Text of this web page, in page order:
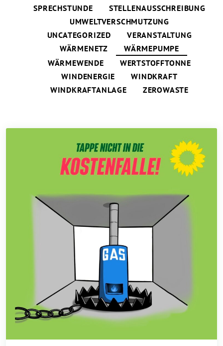
SPRECHSTUNDE
STELLENAUSSCHREIBUNG
UMWELTVERSCHMUTZUNG
UNCATEGORIZED
VERANSTALTUNG
WÄRMENETZ
WÄRMEPUMPE
WÄRMEWENDE
WERTSTOFFTONNE
WINDENERGIE
WINDKRAFT
WINDKRAFTANLAGE
ZEROWASTE